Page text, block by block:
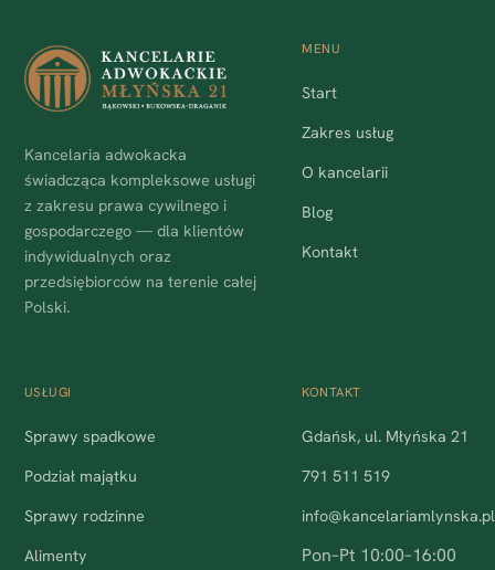
Kancelaria adwokacka
świadcząca kompleksowe usługi
z zakresu prawa cywilnego i
gospodarczego — dla klientów
indywidualnych oraz
przedsiębiorców na terenie całej
Polski.
MENU
Start
Zakres usług
O kancelarii
Blog
Kontakt
USŁUGI
Sprawy spadkowe
Podział majątku
Sprawy rodzinne
Alimenty
KONTAKT
Gdańsk, ul. Młyńska 21
791 511 519
info@kancelariamlynska.pl
Pon–Pt 10:00–16:00